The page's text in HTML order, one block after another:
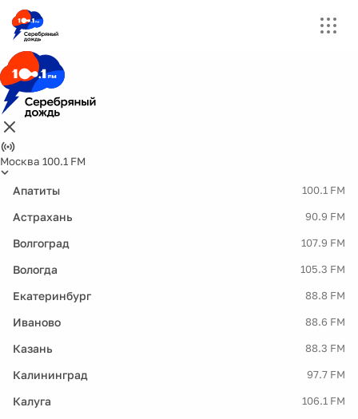
Москва 100.1 FM
Апатиты 100.1 FM
Астрахань 90.9 FM
Волгоград 107.9 FM
Вологда 105.3 FM
Екатеринбург 88.8 FM
Иваново 88.6 FM
Казань 88.3 FM
Калининград 97.7 FM
Калуга 106.1 FM